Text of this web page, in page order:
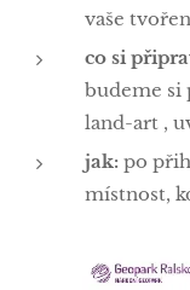
vaše
co si
budeme si
land-art ,
jak: po
místnost,